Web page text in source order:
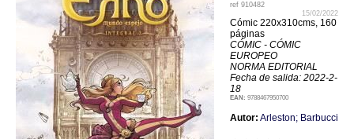
ref 910482
15/02/2022
Cómic 220x310cms, 160
páginas
CÓMIC - CÓMIC
EUROPEO
NORMA EDITORIAL
Fecha de salida: 2022-2-
18
EAN: 9788467950700
Autor: Arleston; Barbucci